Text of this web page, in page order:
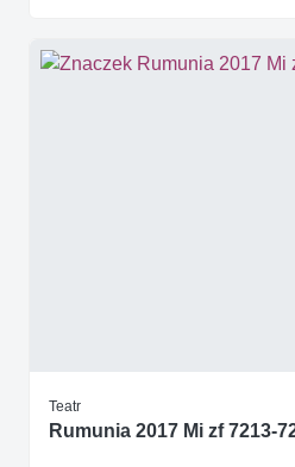
Teatr
Rumunia 2017 Mi zf 7213-